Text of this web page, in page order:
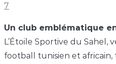
7
Un club emblématique
L’Étoile Sportive du Sahel,
football tunisien et africain,